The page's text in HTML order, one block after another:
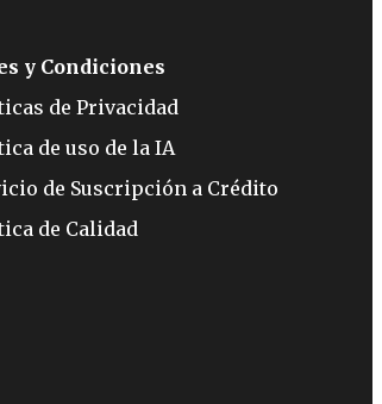
y Condiciones
de Privacidad
de uso de la IA
de Suscripción a Crédito
de Calidad